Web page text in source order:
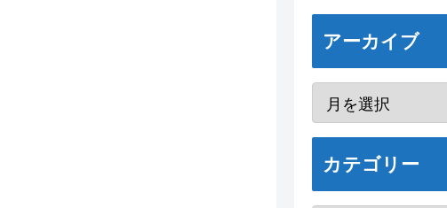
アーカイブ
カテゴリー